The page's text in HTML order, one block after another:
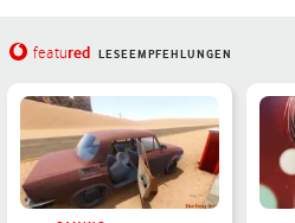
featured LESEEMPFEHLUNGEN